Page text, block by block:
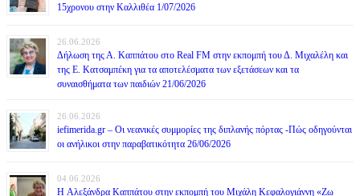
15χρονου στην Καλλιθέα 1/07/2026
26.06.2026
Δήλωση της Α. Καππάτου στο Real FM στην εκπομπή του Δ. Μιχαλέλη και
της Ε. Κατσαμπέκη για τα αποτελέσματα των εξετάσεων και τα
συναισθήματα των παιδιών 21/06/2026
26.06.2026
iefimerida.gr – Οι νεανικές συμμορίες της διπλανής πόρτας -Πώς οδηγούνται
οι ανήλικοι στην παραβατικότητα 26/06/2026
04.06.2026
H Αλεξάνδρα Καππάτου στην εκπομπή του Μιχάλη Κεφαλογιάννη «Ζω